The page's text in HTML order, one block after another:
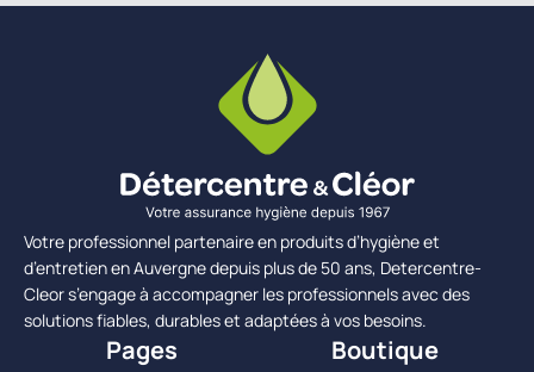
Votre professionnel partenaire en produits d’hygiène et
d’entretien en Auvergne depuis plus de 50 ans, Detercentre-
Cleor s’engage à accompagner les professionnels avec des
solutions fiables, durables et adaptées à vos besoins.
Pages Boutique